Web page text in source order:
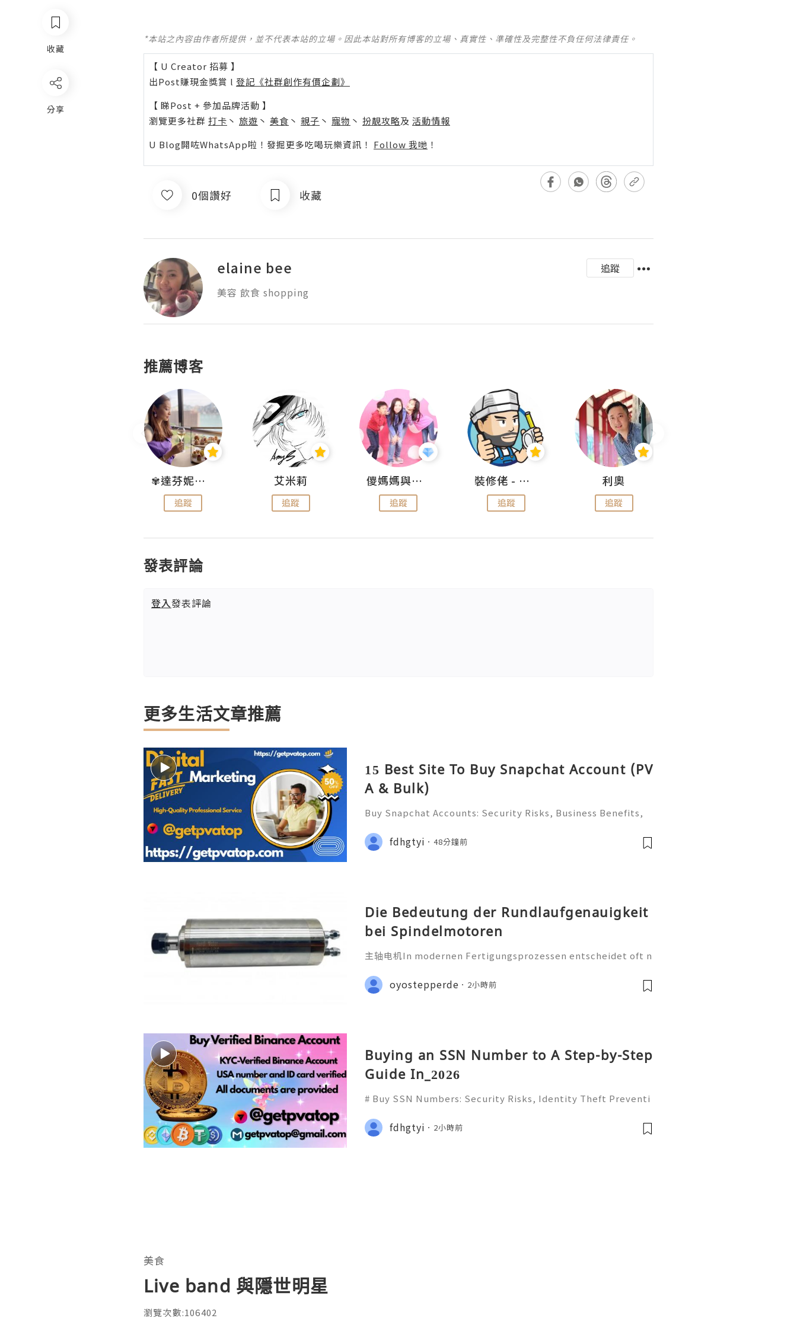
收藏
分享
*本站之內容由作者所提供，並不代表本站的立場。因此本站對所有博客的立場、真實性、準確性及完整性不負任何法律責任。
【 U Creator 招募 】
出Post賺現金獎賞 l 登記《社群創作有價企劃》
【 睇Post + 參加品牌活動 】
瀏覽更多社群 打卡 丶 旅遊 丶 美食 丶 親子 丶 寵物 丶 扮靚攻略及 活動情報
U Blog開咗WhatsApp啦！發掘更多吃喝玩樂資訊！ Follow 我哋 ！
0個讚好 收藏
elaine bee
追蹤
美容 飲食 shopping
推薦博客
✾達芬妮•愛孩子•愛生活✾
追蹤
艾米莉
追蹤
儍媽媽與兩隻小魔怪之家
追蹤
裝修佬 - 香港一站式網上裝修平台
追蹤
利奧
追蹤
發表評論
登入發表評論
更多生活文章推薦
15 Best Site To Buy Snapchat Account (PV
A & Bulk)
Buy Snapchat Accounts: Security Risks, Business Benefits,
For more information,just knock us!💫💎📲✨🌍 🌐🌿💌🧿💫⏱🛒
📱 Telegram:@getpvatop 🌐🌿💌🧿💫⏱🛒📱 WhatsAp
fdhgtyi 48分鐘前
Die Bedeutung der Rundlaufgenauigkeit
bei Spindelmotoren
主轴电机In modernen Fertigungsprozessen entscheidet oft n
Endprodukts, sondern die Präzision vieler kleiner Details. B
ei Spindelmotoren spielt d
oyostepperde 2小時前
Buying an SSN Number to A Step-by-Step
Guide In_2026
# Buy SSN Numbers: Security Risks, Identity Theft Preventi
y numbers are highly sensitive personal identifiers in the Un
ited States. They ca
fdhgtyi 2小時前
美食
Live band 與隱世明星
瀏覽次數:106402